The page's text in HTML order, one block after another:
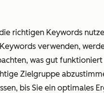
richtigen Keywords
verwenden,
was gut
Zielgruppe
bis Sie ein optimales